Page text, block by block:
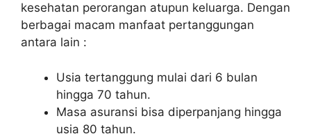
kesehatan perorangan atupun keluarga. Dengan
berbagai macam manfaat pertanggungan
antara lain :
Usia tertanggung mulai dari 6 bulan
hingga 70 tahun.
Masa asuransi bisa diperpanjang hingga
usia 80 tahun.